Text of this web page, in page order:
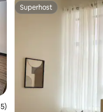
avaliação média de 5, 145
Superhost
Superhost